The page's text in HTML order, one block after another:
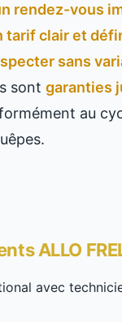
rendez-vous
tarif clair et
sans
sont garanties
au
ALLO
avec